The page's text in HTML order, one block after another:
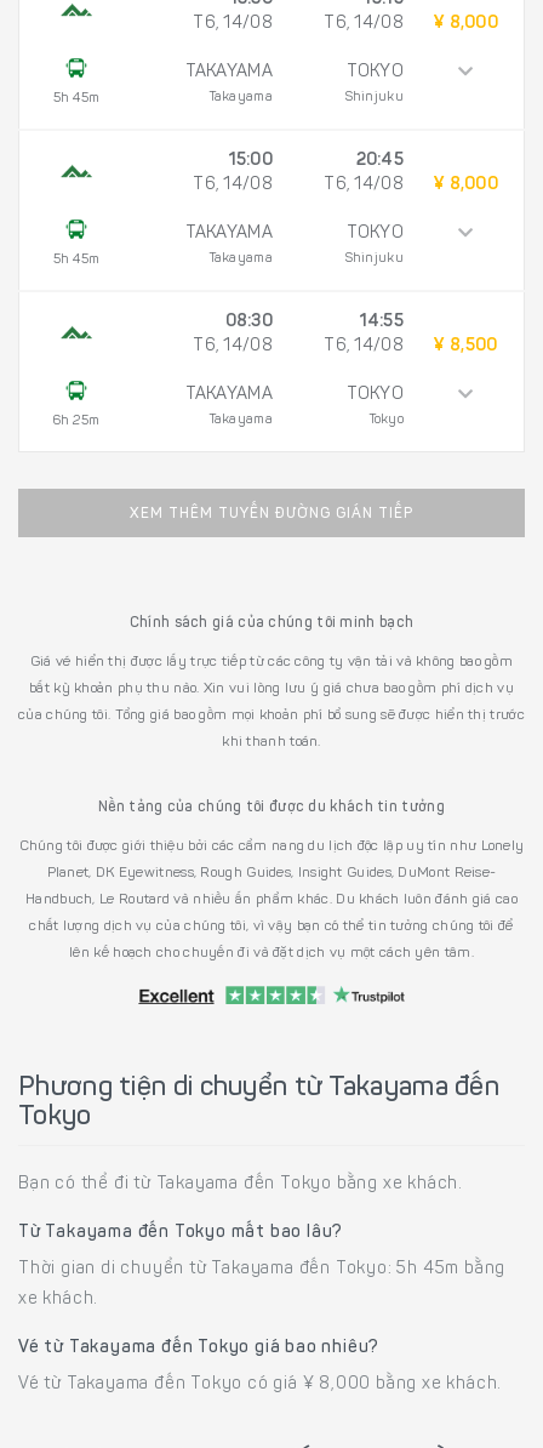
5h 45m
T6, 14/08
TAKAYAMA
Takayama
T6, 14/08
TOKYO
Shinjuku
¥ 8,000
5h 45m
15:00
T6, 14/08
TAKAYAMA
Takayama
20:45
T6, 14/08
TOKYO
Shinjuku
¥ 8,000
6h 25m
08:30
T6, 14/08
TAKAYAMA
Takayama
14:55
T6, 14/08
TOKYO
Tokyo
¥ 8,500
XEM THÊM TUYẾN ĐƯỜNG GIÁN TIẾP
Chính sách giá của chúng tôi minh bạch
Giá vé hiển thị được lấy trực tiếp từ các công ty vận tải và không bao gồm
bất kỳ khoản phụ thu nào. Xin vui lòng lưu ý giá chưa bao gồm phí dịch vụ
của chúng tôi. Tổng giá bao gồm mọi khoản phí bổ sung sẽ được hiển thị trước
khi thanh toán.
Nền tảng của chúng tôi được du khách tin tưởng
Chúng tôi được giới thiệu bởi các cẩm nang du lịch độc lập uy tín như Lonely
Planet, DK Eyewitness, Rough Guides, Insight Guides, DuMont Reise-
Handbuch, Le Routard và nhiều ấn phẩm khác. Du khách luôn đánh giá cao
chất lượng dịch vụ của chúng tôi, vì vậy bạn có thể tin tưởng chúng tôi để
lên kế hoạch cho chuyến đi và đặt dịch vụ một cách yên tâm.
Phương tiện di chuyển từ Takayama đến
Tokyo
Bạn có thể đi từ Takayama đến Tokyo bằng xe khách.
Từ Takayama đến Tokyo mất bao lâu?
Thời gian di chuyển từ Takayama đến Tokyo: 5h 45m bằng
xe khách.
Vé từ Takayama đến Tokyo giá bao nhiêu?
Vé từ Takayama đến Tokyo có giá ¥ 8,000 bằng xe khách.